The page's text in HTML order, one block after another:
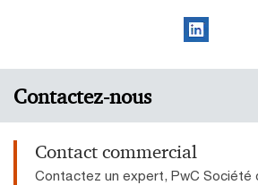
Contactez-nous
Contact commercial
Contactez un expert, PwC Société